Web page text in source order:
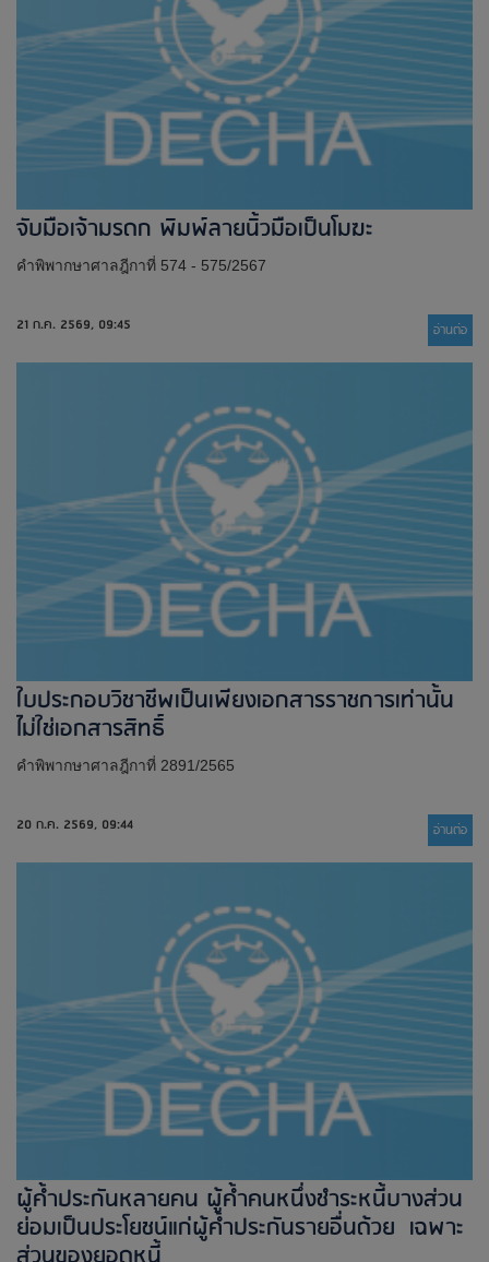
จับมือเจ้ามรดก พิมพ์ลายนิ้วมือเป็นโมฆะ
คำพิพากษาศาลฎีกาที่ 574 - 575/2567
21 ก.ค. 2569, 09:45 อ่านต่่อ
ใบประกอบวิชาชีพเป็นเพียงเอกสารราชการเท่านั้น
ไม่ใช่เอกสารสิทธิ์​
คำพิพากษาศาลฎีกาที่ 2891/2565
20 ก.ค. 2569, 09:44 อ่านต่่อ
ผู้ค้ำประกันหลายคน ผู้ค้ำคนหนึ่งชำระหนี้บางส่วน
ย่อมเป็นประโยชน์แก่ผู้ค้ำประกันรายอื่นด้วย เฉพาะ